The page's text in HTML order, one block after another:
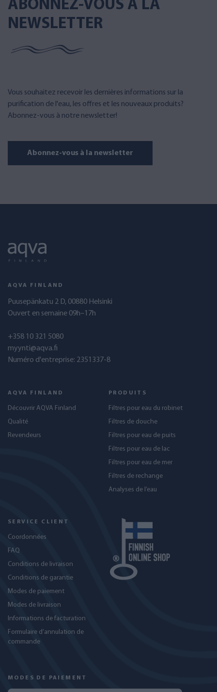
ABONNEZ-VOUS À LA
NEWSLETTER
Vous souhaitez recevoir les dernières informations sur la
purification de l'eau, les offres et les nouveaux produits?
Abonnez-vous à notre newsletter!
Abonnez-vous à la newsletter
AQVA FINLAND
Puusepänkatu 2 D, 00880 Helsinki
Ouvert en semaine 09h–17h
+358 10 321 5080
myynti@aqva.fi
Numéro d'entreprise: 2351337-8
AQVA FINLAND
Découvrir AQVA Finland
Qualité
Revendeurs
PRODUITS
Filtres pour eau du robinet
Filtres de douche
Filtres pour eau de puits
Filtres pour eau de lac
Filtres pour eau de mer
Filtres de rechange
Analyses de l’eau
SERVICE CLIENT
Coordonnées
FAQ
Conditions de livraison
Conditions de garantie
Modes de paiement
Modes de livraison
Informations de facturation
Formulaire d’annulation de
commande
MODES DE PAIEMENT